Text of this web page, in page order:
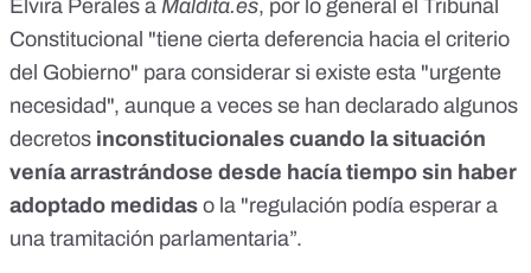
Elvira Perales a Maldita.es, por lo general el Tribunal
Constitucional "tiene cierta deferencia hacia el criterio
del Gobierno" para considerar si existe esta "urgente
necesidad", aunque a veces se han declarado algunos
decretos inconstitucionales cuando la situación
venía arrastrándose desde hacía tiempo sin haber
adoptado medidas o la "regulación podía esperar a
una tramitación parlamentaria”.